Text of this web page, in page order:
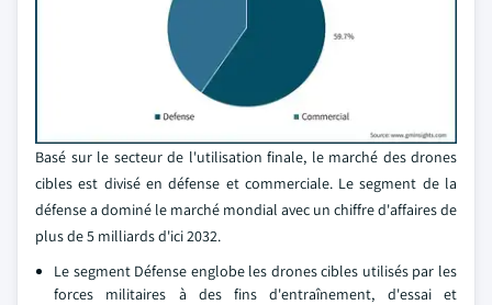
Basé sur le secteur de l'utilisation finale, le marché des drones
cibles est divisé en défense et commerciale. Le segment de la
défense a dominé le marché mondial avec un chiffre d'affaires de
plus de 5 milliards d'ici 2032.
Le segment Défense englobe les drones cibles utilisés par les
forces militaires à des fins d'entraînement, d'essai et